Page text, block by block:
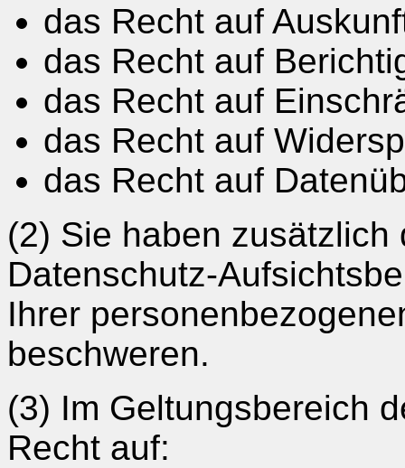
das Recht auf
das Recht auf
das Recht auf
das Recht auf
das Recht auf
(2) Sie haben
Datenschutz-
Ihrer
beschweren.
(3) Im Geltungsbereich
Recht auf: